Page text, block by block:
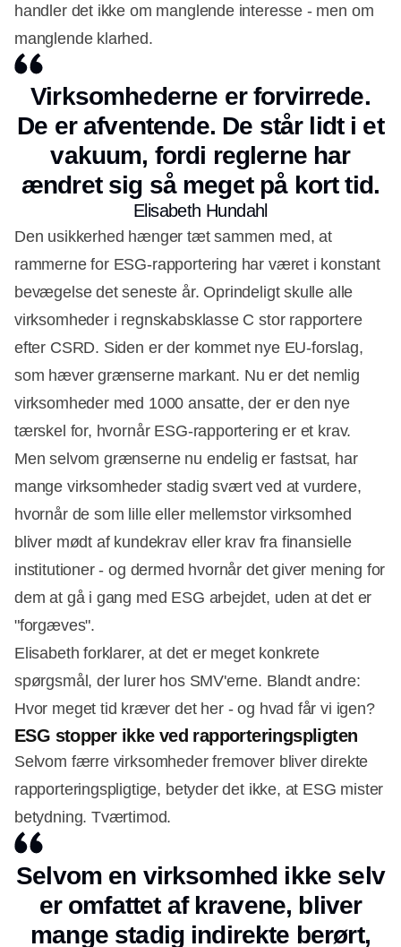
handler det ikke om manglende interesse - men om
manglende klarhed.
Virksomhederne er forvirrede.
De er afventende. De står lidt i et
vakuum, fordi reglerne har
ændret sig så meget på kort tid.
Elisabeth Hundahl
Den usikkerhed hænger tæt sammen med, at
rammerne for ESG-rapportering har været i konstant
bevægelse det seneste år. Oprindeligt skulle alle
virksomheder i regnskabsklasse C stor rapportere
efter CSRD. Siden er der kommet nye EU-forslag,
som hæver grænserne markant. Nu er det nemlig
virksomheder med 1000 ansatte, der er den nye
tærskel for, hvornår ESG-rapportering er et krav.
Men selvom grænserne nu endelig er fastsat, har
mange virksomheder stadig svært ved at vurdere,
hvornår de som lille eller mellemstor virksomhed
bliver mødt af kundekrav eller krav fra finansielle
institutioner - og dermed hvornår det giver mening for
dem at gå i gang med ESG arbejdet, uden at det er
"forgæves".
Elisabeth forklarer, at det er meget konkrete
spørgsmål, der lurer hos SMV'erne. Blandt andre:
Hvor meget tid kræver det her - og hvad får vi igen?
ESG stopper ikke ved rapporteringspligten
Selvom færre virksomheder fremover bliver direkte
rapporteringspligtige, betyder det ikke, at ESG mister
betydning. Tværtimod.
Selvom en virksomhed ikke selv
er omfattet af kravene, bliver
mange stadig indirekte berørt,